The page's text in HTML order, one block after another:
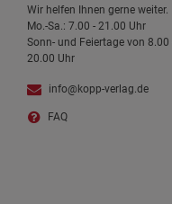
Wir helfen Ihnen gerne weiter.
Mo.-Sa.: 7.00 - 21.00 Uhr
Sonn- und Feiertage von 8.00
20.00 Uhr
info@kopp-verlag.de
FAQ